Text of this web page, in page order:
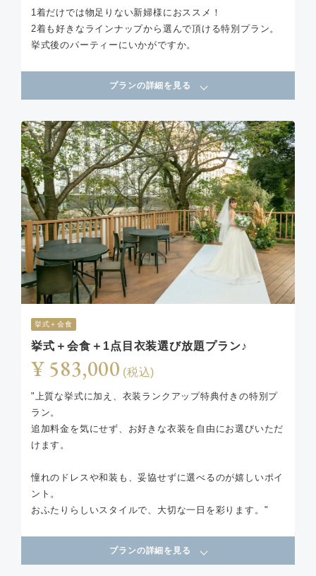
1着だけでは物足りない新婦様におススメ！
2着も好きなラインナップから選んで頂ける特別プラン。
挙式後のパーティーにいかがですか。
プランの詳細を見る
挙式＋会食
挙式＋会食＋1点目衣装選び放題プラン♪
¥ 583,000 (税込)
"上質な挙式に加え、衣装ランクアップ特典付きの特別プ
ラン。
追加料金を気にせず、お好きな衣装を自由にお選びいただ
けます。
憧れのドレスや和装も、妥協せずに選べるのが嬉しいポイ
ント。
おふたりらしいスタイルで、大切な一日を彩ります。"
プランの詳細を見る